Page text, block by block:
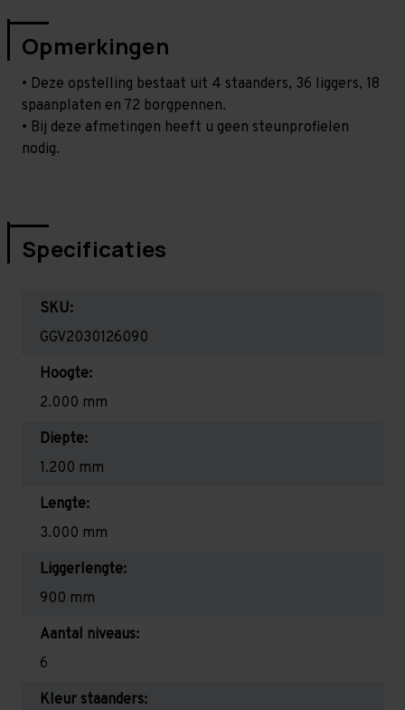
Opmerkingen
• Deze opstelling bestaat uit 4 staanders, 36 liggers, 18
spaanplaten en 72 borgpennen.
• Bij deze afmetingen heeft u geen steunprofielen
nodig.
Specificaties
SKU:
GGV2030126090
Hoogte:
2.000 mm
Diepte:
1.200 mm
Lengte:
3.000 mm
Liggerlengte:
900 mm
Aantal niveaus:
6
Kleur staanders: